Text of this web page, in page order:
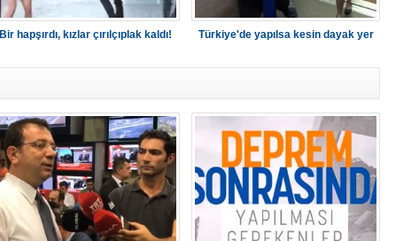
Bir hapşırdı, kızlar çırılçıplak kaldı! Türkiye'de yapılsa kesin dayak yer